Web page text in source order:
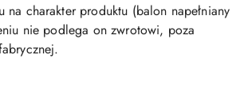
na charakter produktu (balon napełniany
nie podlega on zwrotowi, poza